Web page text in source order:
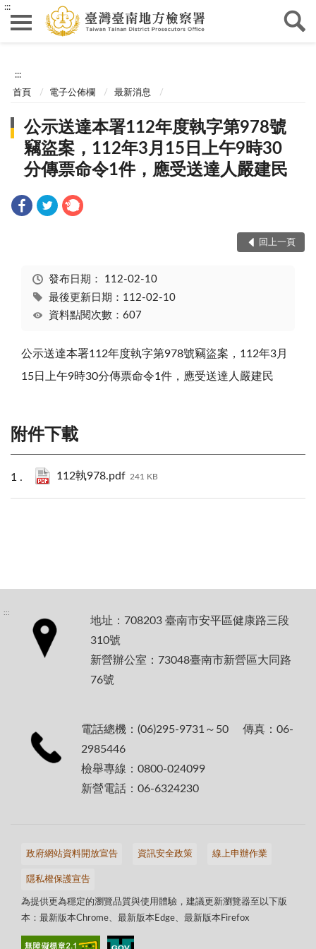
:::
:::
首頁 電子公佈欄 最新消息
公示送達本署112年度執字第978號
竊盜案，112年3月15日上午9時30
分傳票命令1件，應受送達人嚴建民
回上一頁
發布日期： 112-02-10
最後更新日期：112-02-10
資料點閱次數：607
公示送達本署112年度執字第978號竊盜案，112年3月
15日上午9時30分傳票命令1件，應受送達人嚴建民
附件下載
112執978.pdf 241 KB
:::
地址：708203 臺南市安平區健康路三段
310號
新營辦公室：73048臺南市新營區大同路
76號
電話總機：(06)295-9731～50 傳真：06-
2985446
檢舉專線：0800-024099
新營電話：06-6324230
政府網站資料開放宣告 資訊安全政策 線上申辦作業
隱私權保護宣告
為提供更為穩定的瀏覽品質與使用體驗，建議更新瀏覽器至以下版
本：最新版本Chrome、最新版本Edge、最新版本Firefox